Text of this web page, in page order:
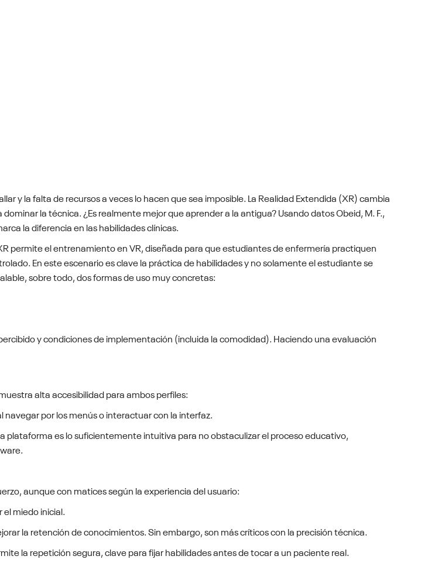
y la falta de recursos a veces lo hacen que sea imposible. La Realidad Extendida (XR) cambia
la técnica. ¿Es realmente mejor que aprender a la antigua? Usando datos Obeid, M. F.,
la diferencia en las habilidades clínicas.
permite el entrenamiento en VR, diseñada para que estudiantes de enfermería practiquen
En este escenario es clave la práctica de habilidades y no solamente el estudiante se
sobre todo, dos formas de uso muy concretas:
y condiciones de implementación (incluida la comodidad). Haciendo una evaluación
alta accesibilidad para ambos perfiles:
por los menús o interactuar con la interfaz.
plataforma es lo suficientemente intuitiva para no obstaculizar el proceso educativo,
aunque con matices según la experiencia del usuario:
miedo inicial.
la retención de conocimientos. Sin embargo, son más críticos con la precisión técnica.
la repetición segura, clave para fijar habilidades antes de tocar a un paciente real.